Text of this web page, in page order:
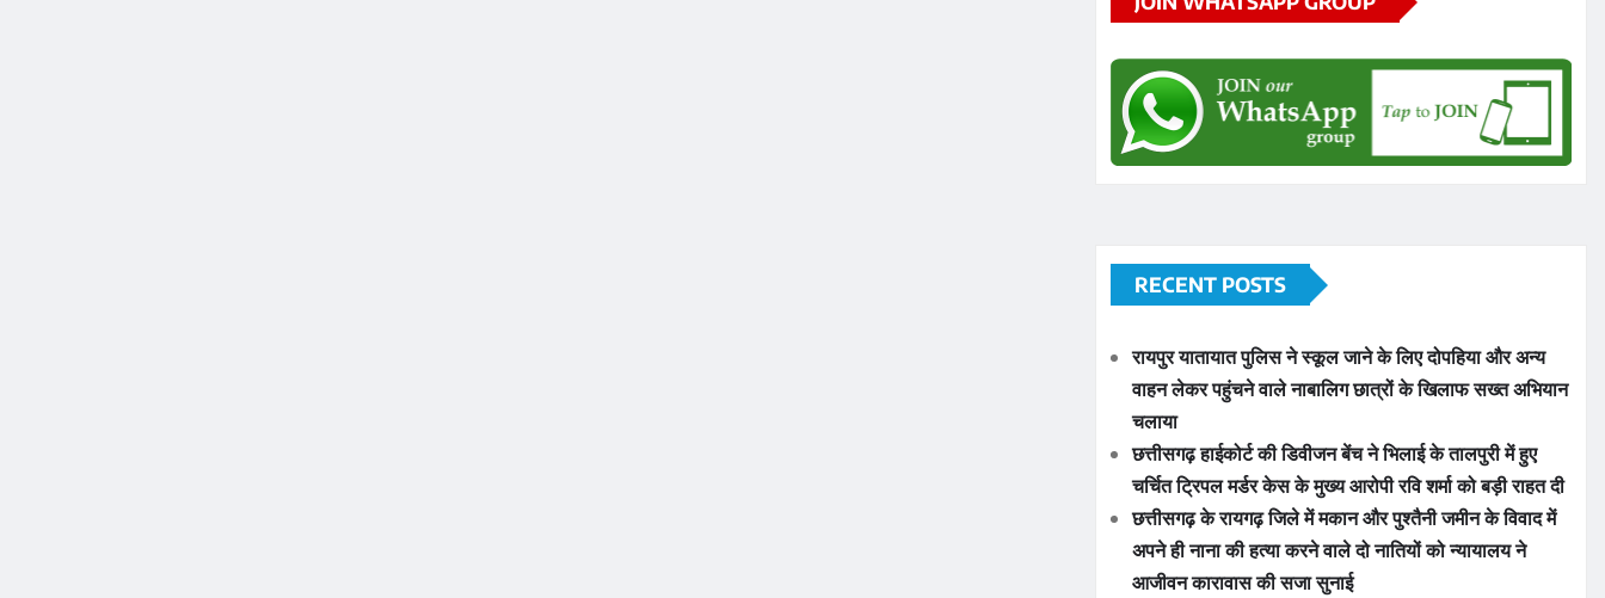
RECENT POSTS
रायपुर यातायात पुलिस ने स्कूल जाने के लिए दोपहिया और अन्य
वाहन लेकर पहुंचने वाले नाबालिग छात्रों के खिलाफ सख्त अभियान
चलाया
छत्तीसगढ़ हाईकोर्ट की डिवीजन बेंच ने भिलाई के तालपुरी में हुए
चर्चित ट्रिपल मर्डर केस के मुख्य आरोपी रवि शर्मा को बड़ी राहत दी
छत्तीसगढ़ के रायगढ़ जिले में मकान और पुश्तैनी जमीन के विवाद में
अपने ही नाना की हत्या करने वाले दो नातियों को न्यायालय ने
आजीवन कारावास की सजा सुनाई